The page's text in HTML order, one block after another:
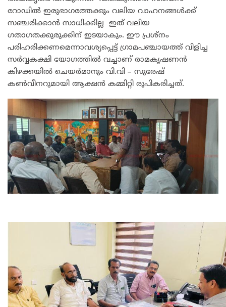
റോഡിൽ ഇരുഭാഗത്തേക്കും വലിയ വാഹനങ്ങൾക്ക്
സഞ്ചരിക്കാൻ സാധിക്കില്ല ഇത് വലിയ
ഗതാഗതക്കുരുക്കിന് ഇടയാകും. ഈ പ്രശ്നം
പരിഹരിക്കണമെന്നാവശ്യപ്പെട്ട് ഗ്രാമപഞ്ചായത്ത് വിളിച്ച
സർവ്വകക്ഷി യോഗത്തിൽ വച്ചാണ് രാമകൃഷണൻ
കിഴക്കയിൽ ചെയർമാനും വി.വി – സുരേഷ്
കൺവീനറുമായി ആക്ഷൻ കമ്മിറ്റി രൂപികരിച്ചത്.